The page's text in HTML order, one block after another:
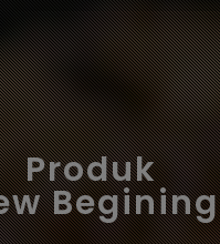
Produk
Begining